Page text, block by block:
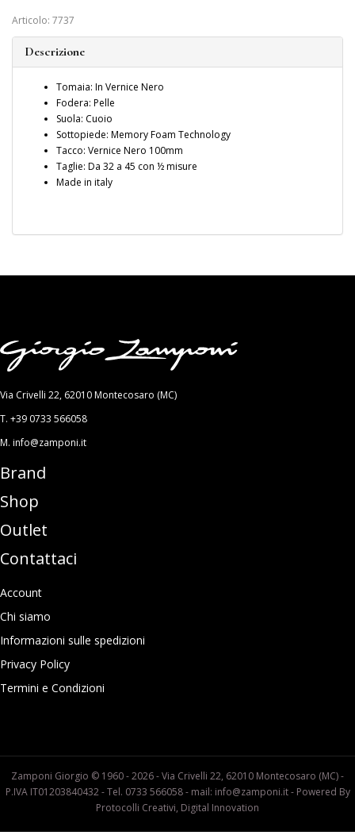
Articolo: 7737
Descrizione
Tomaia: In Vernice Nero
Fodera: Pelle
Suola: Cuoio
Sottopiede: Memory Foam Technology
Tacco: Vernice Nero 100mm
Taglie: Da 32 a 45 con ½ misure
Made in italy
Via Crivelli 22, 62010 Montecosaro (MC)
T. +39 0733 566058
M. info@zamponi.it
Brand
Shop
Outlet
Contattaci
Account
Chi siamo
Informazioni sulle spedizioni
Privacy Policy
Termini e Condizioni
Zamponi Giorgio © 1960 - 2026 - Via Crivelli 22, 62010 Montecosaro (MC) -
P.IVA IT01203840432 - Tel. 0733 566058 - mail: info@zamponi.it - Powered By
Protocolli Creativi, Digital Innovation